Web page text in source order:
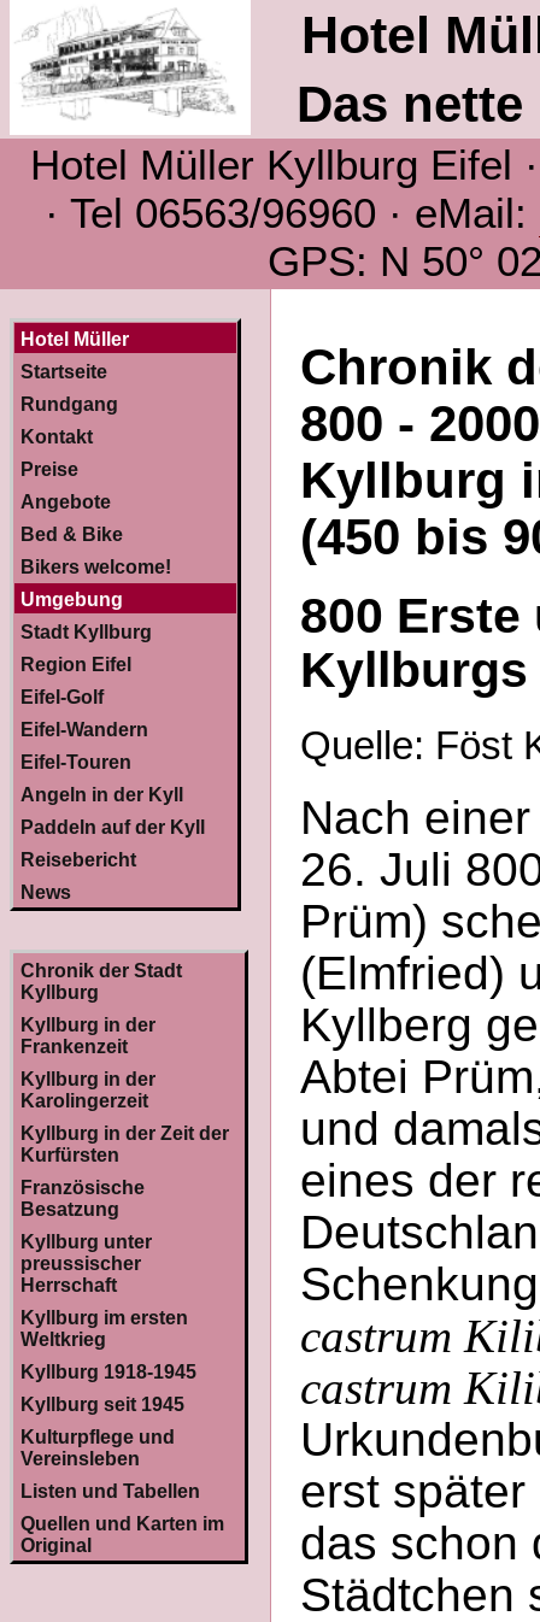
Hotel
Das
Hotel Müller Kyllburg Eifel
· Tel 06563/96960 · eMail:
GPS: N 50°
Hotel Müller
Startseite
Rundgang
Kontakt
Preise
Angebote
Bed & Bike
Bikers welcome!
Umgebung
Stadt Kyllburg
Region Eifel
Eifel-Golf
Eifel-Wandern
Eifel-Touren
Angeln in der Kyll
Paddeln auf der Kyll
Reisebericht
News
Chronik der Stadt
Kyllburg
Kyllburg in der
Frankenzeit
Kyllburg in der
Karolingerzeit
Kyllburg in der Zeit der
Kurfürsten
Französische
Besatzung
Kyllburg unter
preussischer
Herrschaft
Kyllburg im ersten
Weltkrieg
Kyllburg 1918-1945
Kyllburg seit 1945
Kulturpflege und
Vereinsleben
Listen und Tabellen
Quellen und Karten im
Original
Chronik
800 - 2000
Kyllburg
(450 bis
800
Kyllburgs
Quelle: Föst
Nach
26. Juli
Prüm)
(Elmfried)
Kyllberg
Abtei
und
eines der
castrum
castrum
erst
das schon
Städtchen